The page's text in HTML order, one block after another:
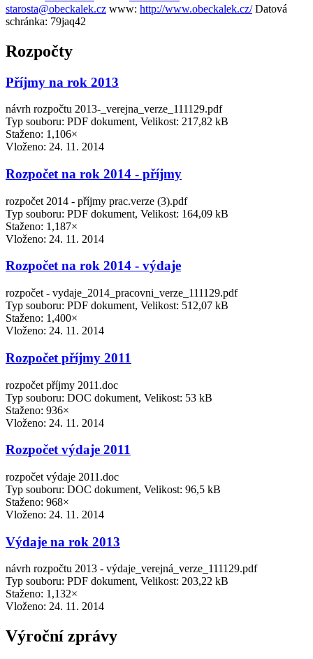
starosta@obeckalek.cz www: http://www.obeckalek.cz/ Datová
schránka: 79jaq42
Rozpočty
Příjmy na rok 2013
návrh rozpočtu 2013-_verejna_verze_111129.pdf
Typ souboru: PDF dokument, Velikost: 217,82 kB
Staženo: 1,106×
Vloženo: 24. 11. 2014
Rozpočet na rok 2014 - příjmy
rozpočet 2014 - příjmy prac.verze (3).pdf
Typ souboru: PDF dokument, Velikost: 164,09 kB
Staženo: 1,187×
Vloženo: 24. 11. 2014
Rozpočet na rok 2014 - výdaje
rozpočet - vydaje_2014_pracovni_verze_111129.pdf
Typ souboru: PDF dokument, Velikost: 512,07 kB
Staženo: 1,400×
Vloženo: 24. 11. 2014
Rozpočet příjmy 2011
rozpočet příjmy 2011.doc
Typ souboru: DOC dokument, Velikost: 53 kB
Staženo: 936×
Vloženo: 24. 11. 2014
Rozpočet výdaje 2011
rozpočet výdaje 2011.doc
Typ souboru: DOC dokument, Velikost: 96,5 kB
Staženo: 968×
Vloženo: 24. 11. 2014
Výdaje na rok 2013
návrh rozpočtu 2013 - výdaje_verejná_verze_111129.pdf
Typ souboru: PDF dokument, Velikost: 203,22 kB
Staženo: 1,132×
Vloženo: 24. 11. 2014
Výroční zprávy